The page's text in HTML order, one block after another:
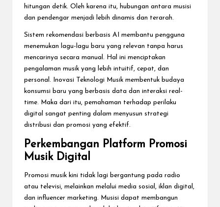
hitungan detik. Oleh karena itu, hubungan antara musisi
dan pendengar menjadi lebih dinamis dan terarah.
Sistem rekomendasi berbasis AI membantu pengguna
menemukan lagu-lagu baru yang relevan tanpa harus
mencarinya secara manual. Hal ini menciptakan
pengalaman musik yang lebih intuitif, cepat, dan
personal. Inovasi Teknologi Musik membentuk budaya
konsumsi baru yang berbasis data dan interaksi real-
time. Maka dari itu, pemahaman terhadap perilaku
digital sangat penting dalam menyusun strategi
distribusi dan promosi yang efektif.
Perkembangan Platform Promosi
Musik Digital
Promosi musik kini tidak lagi bergantung pada radio
atau televisi, melainkan melalui media sosial, iklan digital,
dan influencer marketing. Musisi dapat membangun